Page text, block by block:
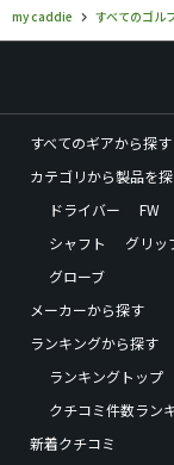
my caddie
すべてのゴル
すべてのギアから探す
カテゴリから製品を
ドライバー
FW
シャフト
グリッ
グローブ
メーカーから探す
ランキングから探す
ランキングトップ
クチコミ件数ラン
新着クチコミ